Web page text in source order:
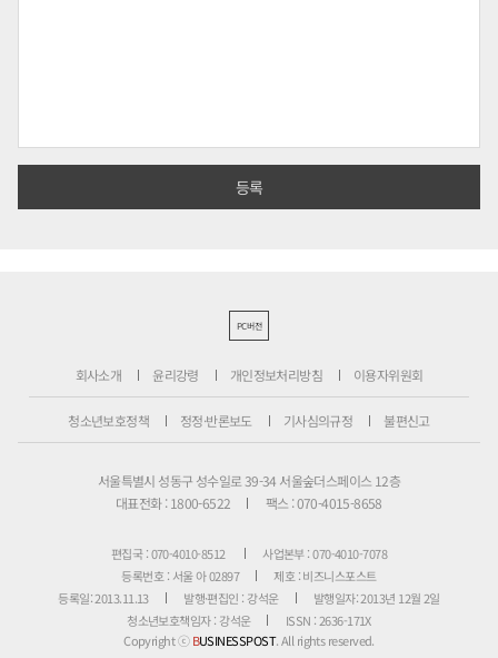
PC버전
회사소개 윤리강령 개인정보처리방침 이용자위원회
청소년보호정책 정정·반론보도 기사심의규정 불편신고
서울특별시 성동구 성수일로 39-34 서울숲더스페이스 12층
대표전화 : 1800-6522
팩스 : 070-4015-8658
편집국 : 070-4010-8512
사업본부 : 070-4010-7078
등록번호 : 서울 아 02897
제호 : 비즈니스포스트
등록일: 2013.11.13
발행·편집인 : 강석운
발행일자: 2013년 12월 2일
청소년보호책임자 : 강석운
ISSN : 2636-171X
Copyright ⓒBUSINESSPOST. All rights reserved.